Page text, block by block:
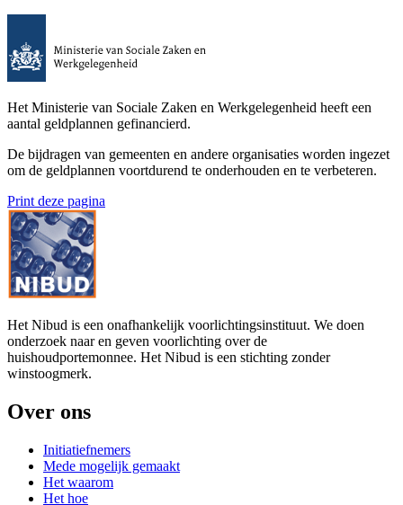
Het Ministerie van Sociale Zaken en Werkgelegenheid heeft een
aantal geldplannen gefinancierd.
De bijdragen van gemeenten en andere organisaties worden ingezet
om de geldplannen voortdurend te onderhouden en te verbeteren.
Print deze pagina
Het Nibud is een onafhankelijk voorlichtingsinstituut. We doen
onderzoek naar en geven voorlichting over de
huishoudportemonnee. Het Nibud is een stichting zonder
winstoogmerk.
Over ons
Initiatiefnemers
Mede mogelijk gemaakt
Het waarom
Het hoe